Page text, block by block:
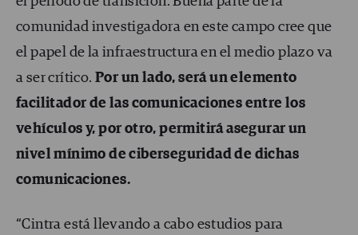
comunidad investigadora en este campo cree que
el papel de la infraestructura en el medio plazo va
a ser crítico.Por un lado, será un elemento
facilitador de las comunicaciones entre los
vehículos y, por otro, permitirá asegurar un
nivel mínimo de ciberseguridad de dichas
comunicaciones.
“Cintra está llevando a cabo estudios para